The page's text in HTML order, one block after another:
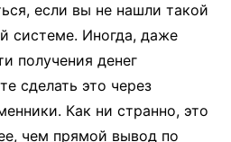
если вы не нашли такой
системе. Иногда, даже
получения денег
сделать это через
Как ни странно, это
чем прямой вывод по